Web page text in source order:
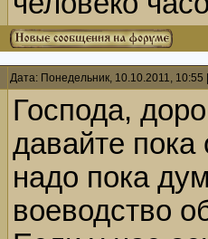
Дата: Понедельник, 10.10.2011,
Господа,
давайте
надо пока
воеводство